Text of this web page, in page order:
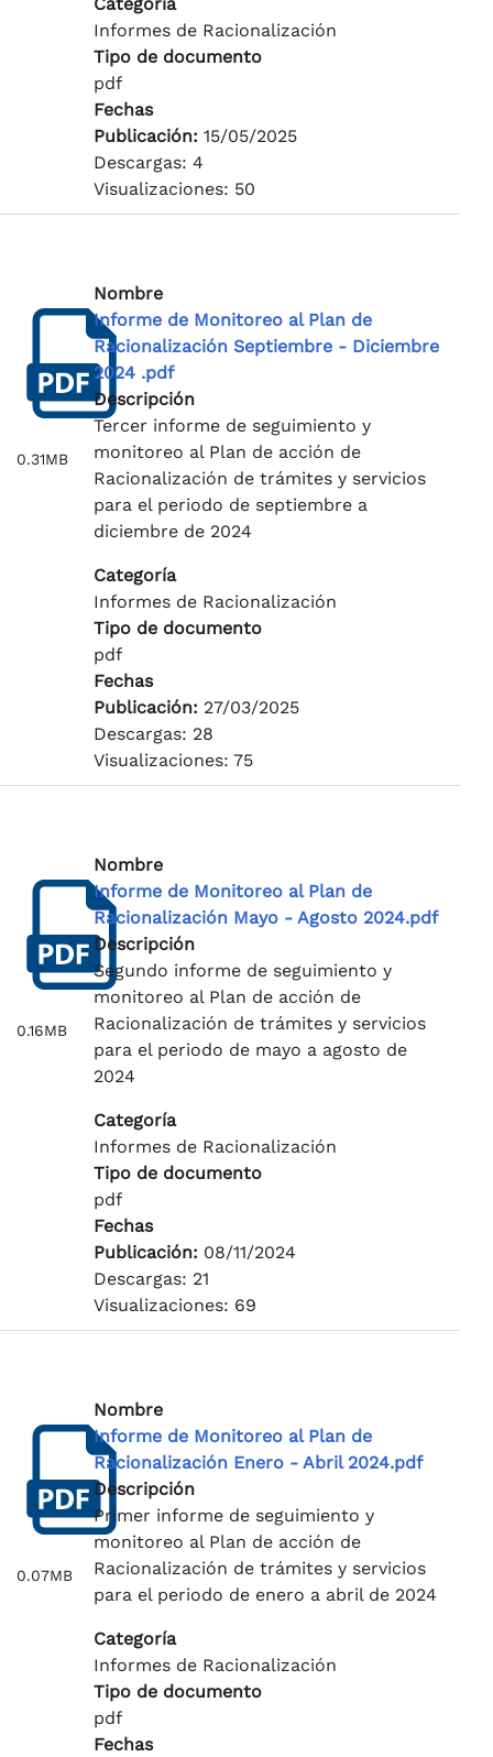
Informes de Racionalización
Tipo de documento
pdf
Fechas
Publicación: 15/05/2025
Descargas: 4
Visualizaciones: 50
0.31MB
Nombre
Informe de Monitoreo al Plan de
Racionalización Septiembre - Diciembre
2024 .pdf
Descripción
Tercer informe de seguimiento y
monitoreo al Plan de acción de
Racionalización de trámites y servicios
para el periodo de septiembre a
diciembre de 2024
Categoría
Informes de Racionalización
Tipo de documento
pdf
Fechas
Publicación: 27/03/2025
Descargas: 28
Visualizaciones: 75
0.16MB
Nombre
Informe de Monitoreo al Plan de
Racionalización Mayo - Agosto 2024.pdf
Descripción
Segundo informe de seguimiento y
monitoreo al Plan de acción de
Racionalización de trámites y servicios
para el periodo de mayo a agosto de
2024
Categoría
Informes de Racionalización
Tipo de documento
pdf
Fechas
Publicación: 08/11/2024
Descargas: 21
Visualizaciones: 69
0.07MB
Nombre
Informe de Monitoreo al Plan de
Racionalización Enero - Abril 2024.pdf
Descripción
Primer informe de seguimiento y
monitoreo al Plan de acción de
Racionalización de trámites y servicios
para el periodo de enero a abril de 2024
Categoría
Informes de Racionalización
Tipo de documento
pdf
Fechas